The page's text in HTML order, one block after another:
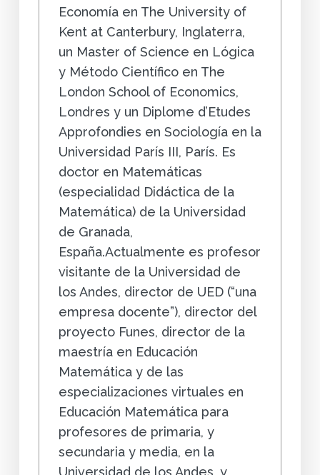
Economía en The University of
Kent at Canterbury, Inglaterra,
un Master of Science en Lógica
y Método Científico en The
London School of Economics,
Londres y un Diplome d’Etudes
Approfondies en Sociología en la
Universidad París III, París. Es
doctor en Matemáticas
(especialidad Didáctica de la
Matemática) de la Universidad
de Granada,
España.Actualmente es profesor
visitante de la Universidad de
los Andes, director de UED (“una
empresa docente”), director del
proyecto Funes, director de la
maestría en Educación
Matemática y de las
especializaciones virtuales en
Educación Matemática para
profesores de primaria, y
secundaria y media, en la
Universidad de los Andes, y